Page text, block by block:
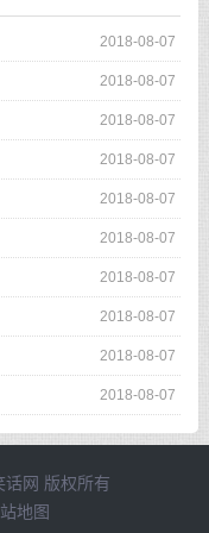
2018-08-07
2018-08-07
2018-08-07
2018-08-07
2018-08-07
2018-08-07
2018-08-07
2018-08-07
2018-08-07
2018-08-07
网 版权所有
地图